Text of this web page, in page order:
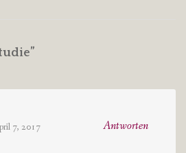
”
7, 2017 Antworten